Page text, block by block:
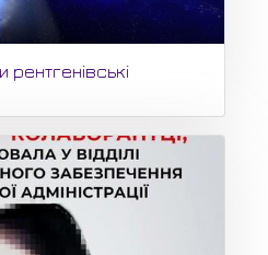
рентгенівські